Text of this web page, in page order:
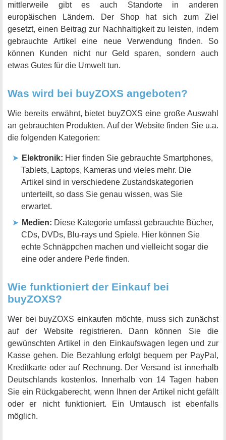
mittlerweile gibt es auch Standorte in anderen
europäischen Ländern. Der Shop hat sich zum Ziel
gesetzt, einen Beitrag zur Nachhaltigkeit zu leisten, indem
gebrauchte Artikel eine neue Verwendung finden. So
können Kunden nicht nur Geld sparen, sondern auch
etwas Gutes für die Umwelt tun.
Was wird bei buyZOXS angeboten?
Wie bereits erwähnt, bietet buyZOXS eine große Auswahl
an gebrauchten Produkten. Auf der Website finden Sie u.a.
die folgenden Kategorien:
Elektronik: Hier finden Sie gebrauchte Smartphones,
Tablets, Laptops, Kameras und vieles mehr. Die
Artikel sind in verschiedene Zustandskategorien
unterteilt, so dass Sie genau wissen, was Sie
erwartet.
Medien: Diese Kategorie umfasst gebrauchte Bücher,
CDs, DVDs, Blu-rays und Spiele. Hier können Sie
echte Schnäppchen machen und vielleicht sogar die
eine oder andere Perle finden.
Wie funktioniert der Einkauf bei
buyZOXS?
Wer bei buyZOXS einkaufen möchte, muss sich zunächst
auf der Website registrieren. Dann können Sie die
gewünschten Artikel in den Einkaufswagen legen und zur
Kasse gehen. Die Bezahlung erfolgt bequem per PayPal,
Kreditkarte oder auf Rechnung. Der Versand ist innerhalb
Deutschlands kostenlos. Innerhalb von 14 Tagen haben
Sie ein Rückgaberecht, wenn Ihnen der Artikel nicht gefällt
oder er nicht funktioniert. Ein Umtausch ist ebenfalls
möglich.